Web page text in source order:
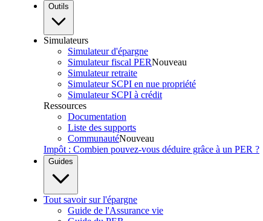
Outils
Simulateurs
Simulateur d'épargne
Simulateur fiscal PERNouveau
Simulateur retraite
Simulateur SCPI en nue propriété
Simulateur SCPI à crédit
Ressources
Documentation
Liste des supports
CommunautéNouveau
Impôt : Combien pouvez-vous déduire grâce à un PER ?
Guides
Tout savoir sur l'épargne
Guide de l'Assurance vie